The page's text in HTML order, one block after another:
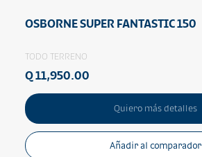
OSBORNE SUPER FANTASTIC 150
TODO TERRENO
Q 11,950.00
Quiero más detalles
Añadir al comparador